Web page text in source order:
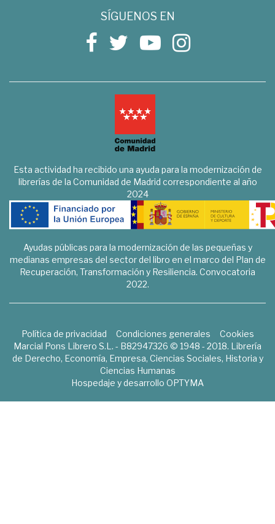
SÍGUENOS EN
Esta actividad ha recibido una ayuda para la modernización de
librerías de la Comunidad de Madrid correspondiente al año
2024
Ayudas públicas para la modernización de las pequeñas y
medianas empresas del sector del libro en el marco del Plan de
Recuperación, Transformación y Resiliencia. Convocatoria
2022.
Política de privacidad Condiciones generales
Cookies
Marcial Pons Librero S.L. - B82947326 © 1948 - 2018. Librería
de Derecho, Economía, Empresa, Ciencias Sociales, Historia y
Ciencias Humanas
Hospedaje y desarrollo OPTYMA